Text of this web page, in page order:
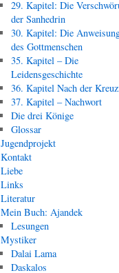
29. Kapitel: Die
der Sanhedrin
30. Kapitel: Die
des Gottmenschen
35. Kapitel – Die
Leidensgeschichte
36. Kapitel Nach der
37. Kapitel – Nachwort
Die drei Könige
Glossar
Jugendprojekt
Kontakt
Liebe
Links
Literatur
Mein Buch: Ajandek
Lesungen
Mystiker
Dalai Lama
Daskalos